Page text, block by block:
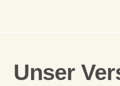
Unser